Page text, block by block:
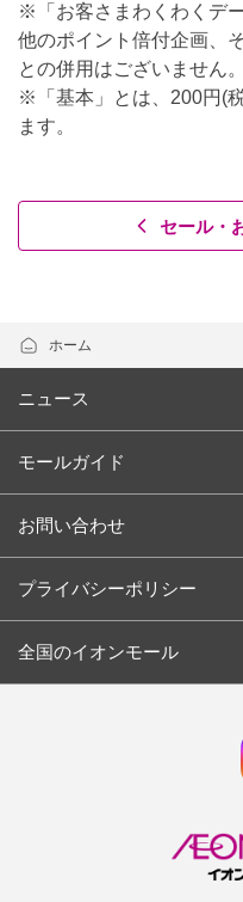
※「お客さまわくわくデ
他のポイント倍付企画、
との併用はございません。
※「基本」とは、200円(
ます。
セール・
ホーム
ニュース
モールガイド
お問い合わせ
プライバシーポリシー
全国のイオンモール